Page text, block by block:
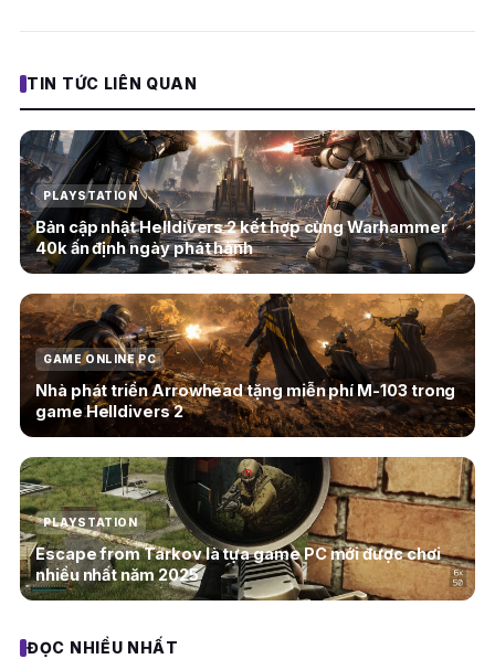
TIN TỨC LIÊN QUAN
PLAYSTATION
Bản cập nhật Helldivers 2 kết hợp cùng Warhammer
40k ấn định ngày phát hành
GAME ONLINE PC
Nhà phát triển Arrowhead tặng miễn phí M-103 trong
game Helldivers 2
PLAYSTATION
Escape from Tarkov là tựa game PC mới được chơi
nhiều nhất năm 2025
ĐỌC NHIỀU NHẤT